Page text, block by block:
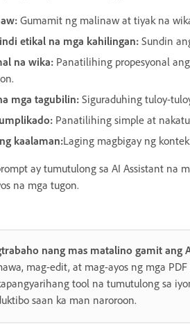
Gumamit ng malinaw at tiyak na
etikal na mga kahilingan: Sundin
na wika: Panatilihing propesyonal
mga tagubilin:Siguraduhing tuloy-
Panatilihing simple at
kaalaman:Laging magbigay ng
ay tumutulong sa AI Assistant
na mga tugon.
nang mas matalino gamit ang
mag-edit, at mag-ayos ng mga
tool na tumutulong sa
saan ka man naroroon.